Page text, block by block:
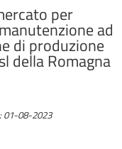
per
ad
di produzione
della Romagna
01-08-2023